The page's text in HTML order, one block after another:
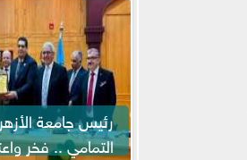
رئيس جامعة
التمامي .. فخر